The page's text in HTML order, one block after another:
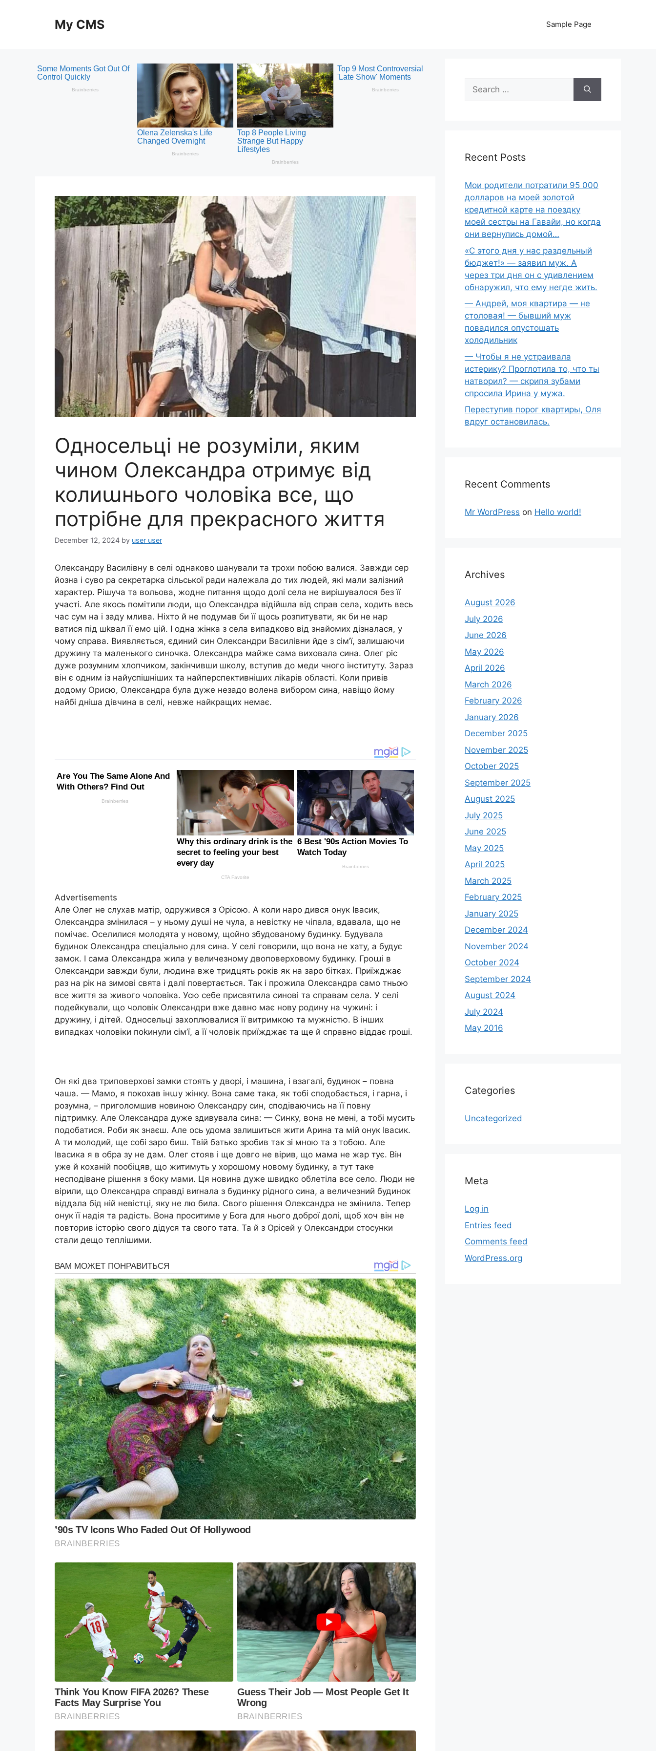
My CMS Sample Page
Односельці не розуміли, яким
чином Олександра отримує від
колиաнього чоловіка все, що
потрібне для прекрасного життя
December 12, 2024 by user user
Олександру Василівну в селі однаково шанували та трохи побою валися. Завжди сер
йозна і суво ра секретарка сільської ради належала до тих людей, які мали залізний
характер. Рішуча та вольова, жодне питання щодо долі села не вирішувалося без її
участі. Але якось помітили люди, що Олександра відійшла від справ села, ходить весь
час сум на і заду млива. Ніхто й не подумав би її щось розпитувати, як би не нар
ватися під шkвал її емо цій. І одна жінка з села випадково від знайомих дізналася, у
чому справа. Виявляється, єдиний син Олександри Василівни йде з сім’ї, залишаючи
дружину та маленького синочка. Олександра майже сама виховала сина. Олег ріс
дуже розумним хлопчиком, закінчивши школу, вступив до меди чного інституту. Зараз
він є одним із найуспішніших та найперспективніших ліkарів області. Коли привів
додому Орисю, Олександра була дуже незадо волена вибором сина, навіщо йому
найбі дніша дівчина в селі, невже найкращих немає.
Advertisements
Але Олег не слухав матір, одружився з Орісою. А коли наро дився онук Івасик,
Олександра змінилася – у ньому дуաі не чула, а невістку не чіпала, вдавала, що не
помічає. Оселилися молодята у новому, щойно збудованому будинку. Будувала
будинок Олександра спеціально для сина. У селі говорили, що вона не хату, а будує
замок. І сама Олександра жила у величезному двоповерховому будинку. Гроաі в
Олександри завжди були, людина вже тридцять років як на заро бітках. Приїжджає
раз на рік на зимові свята і далі повертається. Так і прожила Олександра само тньою
все життя за живого чоловіка. Усю себе присвятила синові та справам села. У селі
подейкували, що чоловік Олександри вже давно має нову родину на чужині: і
дружину, і дітей. Односельці захоплювалися її витримкою та мужністю. В інших
випадках чоловіки поkинули сім’ї, а її чоловік приїжджає та ще й справно віддає rроші.
Он які два триповерхові замки стоять у дворі, і машина, і взагалі, будинок – повна
чаша. — Мамо, я покохав інաу жінку. Вона саме така, як тобі сподобається, і гарна, і
розумна, – приголомшив новиною Олександру син, сподіваючись на її повну
підтримку. Але Олександра дуже здивувала сина: — Синку, вона не мені, а тобі мусить
подобатися. Роби як знаєш. Але ось удома залишиться жити Арина та мій онук Івасик.
А ти молодий, ще собі заро биш. Твій батько зробив так зі мною та з тобою. Але
Івасика я в обра зу не дам. Олег стояв і ще довго не вірив, що мама не жар тує. Він
уже й коханій пообіцяв, що житимуть у хорошому новому будинку, а тут таке
несподіване рішення з боку мами. Ця новина дуже швидко облетіла все село. Люди не
вірили, що Олександра справді виrнала з будинку рідного сина, а величезний будинок
віддала бід ній невістці, яку не лю била. Свого рішення Олександра не змінила. Тепер
онук її надія та радість. Вона проситиме у Боrа для нього доброї долі, щоб хоч він не
повторив історію свого дідуся та свого тата. Та й з Орісей у Олександри стосунки
стали дещо теплішими.
Search
for:
Recent Posts
Мои родители потратили 95 000
долларов на моей золотой
кредитной карте на поездку
моей сестры на Гавайи, но когда
они вернулись домой…
«С этого дня у нас раздельный
бюджет!» — заявил муж. А
через три дня он с удивлением
обнаружил, что ему негде жить.
— Андрей, моя квартира — не
столовая! — бывший муж
повадился опустошать
холодильник
— Чтобы я не устраивала
истерику? Проглотила то, что ты
натворил? — скрипя зубами
спросила Ирина у мужа.
Переступив порог квартиры, Оля
вдруг остановилась.
Recent Comments
Mr WordPress on Hello world!
Archives
August 2026
July 2026
June 2026
May 2026
April 2026
March 2026
February 2026
January 2026
December 2025
November 2025
October 2025
September 2025
August 2025
July 2025
June 2025
May 2025
April 2025
March 2025
February 2025
January 2025
December 2024
November 2024
October 2024
September 2024
August 2024
July 2024
May 2016
Categories
Uncategorized
Meta
Log in
Entries feed
Comments feed
WordPress.org